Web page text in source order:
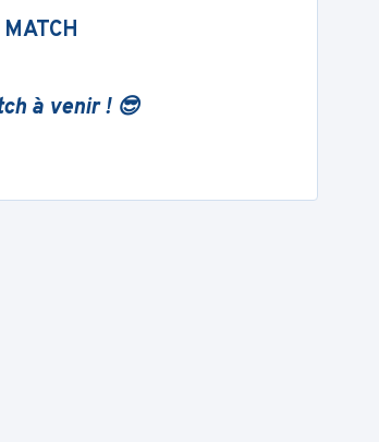
à venir ! 😎